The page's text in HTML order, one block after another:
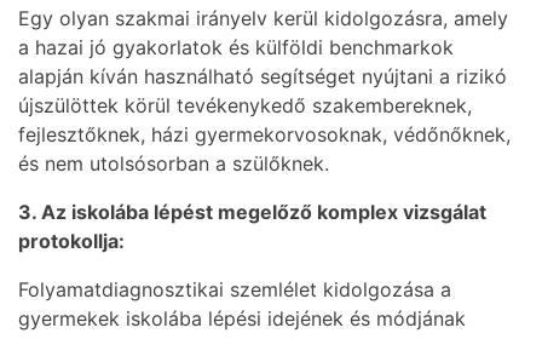
Egy olyan szakmai irányelv kerül kidolgozásra, amely
a hazai jó gyakorlatok és külföldi benchmarkok
alapján kíván használható segítséget nyújtani a rizikó
újszülöttek körül tevékenykedő szakembereknek,
fejlesztőknek, házi gyermekorvosoknak, védőnőknek,
és nem utolsósorban a szülőknek.
3. Az iskolába lépést megelőző komplex vizsgálat
protokollja:
Folyamatdiagnosztikai szemlélet kidolgozása a
gyermekek iskolába lépési idejének és módjának